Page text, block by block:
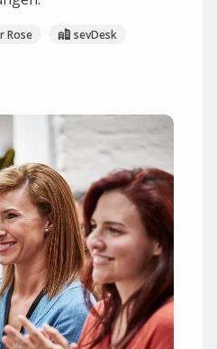
Rose
sevDesk